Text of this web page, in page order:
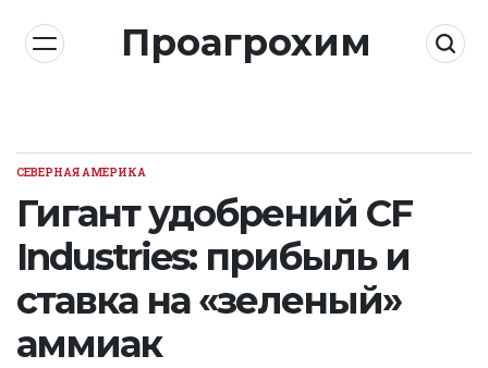
content
Проагрохим
POSTED
СЕВЕРНАЯ АМЕРИКА
Гигант удобрений CF
Industries: прибыль и
ставка на «зеленый»
аммиак